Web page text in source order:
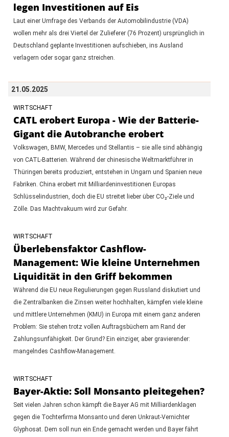
legen Investitionen auf Eis
Laut einer Umfrage des Verbands der Automobilindustrie (VDA)
wollen mehr als drei Viertel der Zulieferer (76 Prozent) ursprünglich in
Deutschland geplante Investitionen aufschieben, ins Ausland
verlagern oder sogar ganz streichen.
21.05.2025
WIRTSCHAFT
CATL erobert Europa - Wie der Batterie-
Gigant die Autobranche erobert
Volkswagen, BMW, Mercedes und Stellantis – sie alle sind abhängig
von CATL-Batterien. Während der chinesische Weltmarktführer in
Thüringen bereits produziert, entstehen in Ungarn und Spanien neue
Fabriken. China erobert mit Milliardeninvestitionen Europas
Schlüsselindustrien, doch die EU streitet lieber über CO₂-Ziele und
Zölle. Das Machtvakuum wird zur Gefahr.
WIRTSCHAFT
Überlebensfaktor Cashflow-
Management: Wie kleine Unternehmen
Liquidität in den Griff bekommen
Während die EU neue Regulierungen gegen Russland diskutiert und
die Zentralbanken die Zinsen weiter hochhalten, kämpfen viele kleine
und mittlere Unternehmen (KMU) in Europa mit einem ganz anderen
Problem: Sie stehen trotz vollen Auftragsbüchern am Rand der
Zahlungsunfähigkeit. Der Grund? Ein einziger, aber gravierender:
mangelndes Cashflow-Management.
WIRTSCHAFT
Bayer-Aktie: Soll Monsanto pleitegehen?
Seit vielen Jahren schon kämpft die Bayer AG mit Milliardenklagen
gegen die Tochterfirma Monsanto und deren Unkraut-Vernichter
Glyphosat. Dem soll nun ein Ende gemacht werden und Bayer fährt